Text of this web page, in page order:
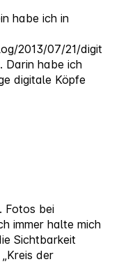
habe ich in
2013/07/21/digit
Darin habe ich
digitale Köpfe
Fotos bei
immer halte mich
Sichtbarkeit
der